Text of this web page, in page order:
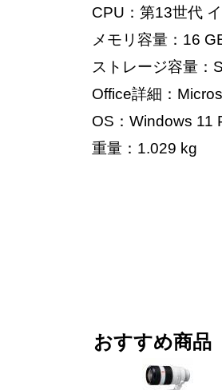
CPU：第13世代
メモリ容量：16
ストレージ容量：
Office詳細：
OS：Windows 11
重量：1.029 kg
おすすめ商品